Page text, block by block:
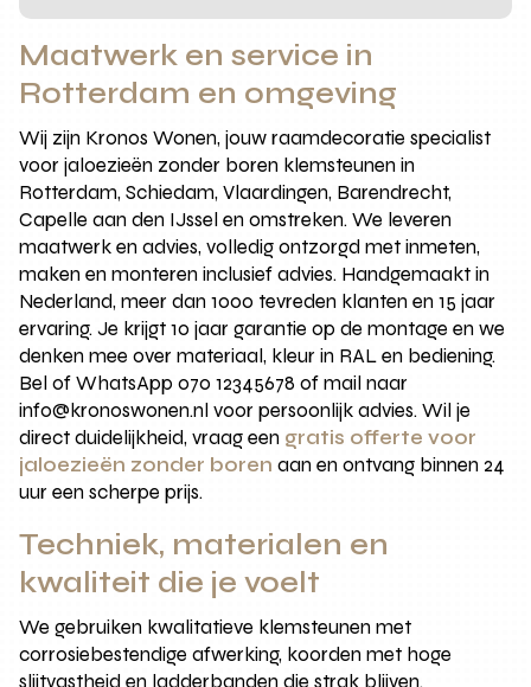
Maatwerk en service in
Rotterdam en omgeving
Wij zijn Kronos Wonen, jouw raamdecoratie specialist
voor jaloezieën zonder boren klemsteunen in
Rotterdam, Schiedam, Vlaardingen, Barendrecht,
Capelle aan den IJssel en omstreken. We leveren
maatwerk en advies, volledig ontzorgd met inmeten,
maken en monteren inclusief advies. Handgemaakt in
Nederland, meer dan 1000 tevreden klanten en 15 jaar
ervaring. Je krijgt 10 jaar garantie op de montage en we
denken mee over materiaal, kleur in RAL en bediening.
Bel of WhatsApp 070 12345678 of mail naar
info@kronoswonen.nl voor persoonlijk advies. Wil je
direct duidelijkheid, vraag een gratis offerte voor
jaloezieën zonder boren aan en ontvang binnen 24
uur een scherpe prijs.
Techniek, materialen en
kwaliteit die je voelt
We gebruiken kwalitatieve klemsteunen met
corrosiebestendige afwerking, koorden met hoge
slijtvastheid en ladderbanden die strak blijven.